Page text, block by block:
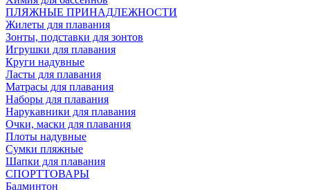
ПЛЯЖНЫЕ ПРИНАДЛЕЖНОСТИ
Жилеты для плавания
Зонты, подставки для зонтов
Игрушки для плавания
Круги надувные
Ласты для плавания
Матрасы для плавания
Наборы для плавания
Нарукавники для плавания
Очки, маски для плавания
Плоты надувные
Сумки пляжные
Шапки для плавания
СПОРТТОВАРЫ
Бадминтон